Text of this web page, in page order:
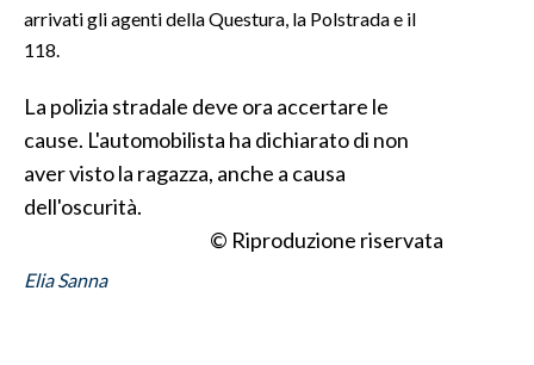
INFO AZIENDE
ABBONATI
NECROLOGI
SPIAGGE
arrivati gli agenti della Questura, la Polstrada e il
118.
La polizia stradale deve ora accertare le
cause. L'automobilista ha dichiarato di non
aver visto la ragazza, anche a causa
dell'oscurità.
© Riproduzione riservata
Elia Sanna